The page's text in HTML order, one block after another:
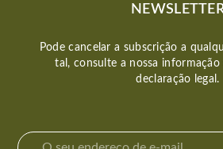
Pode cancelar a subscrição a
tal, consulte a nossa
declaração legal.